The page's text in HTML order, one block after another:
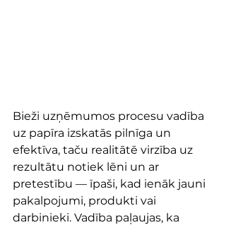
Bieži uzņēmumos procesu vadība
uz papīra izskatās pilnīga un
efektīva, taču realitātē virzība uz
rezultātu notiek lēni un ar
pretestību — īpaši, kad ienāk jauni
pakalpojumi, produkti vai
darbinieki. Vadība paļaujas, ka